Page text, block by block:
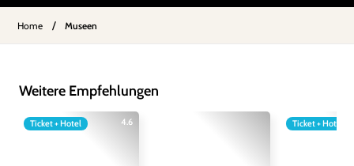
Home / Museen
Weitere Empfehlungen
4.6
Ticket + Hotel Ticket + Hotel